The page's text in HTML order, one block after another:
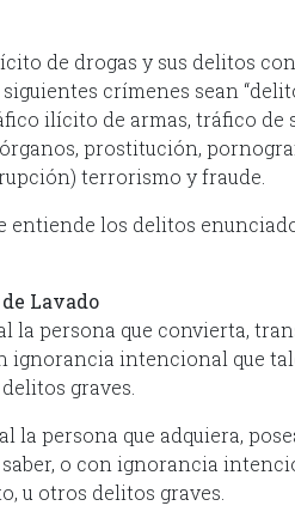
de drogas y sus delitos
crímenes sean
ilícito de armas, tráfico
prostitución,
terrorismo y
entiende los delitos
Lavado
la persona que convierta,
ignorancia intencional que
u otros
la persona que adquiera,
o con ignorancia
ilícito, u